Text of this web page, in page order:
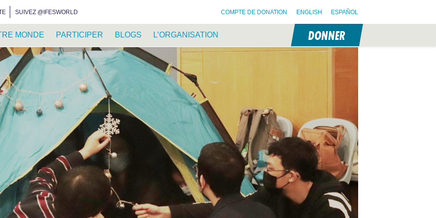
SUIVEZ @IFESWORLD COMPTE DE DONATION ENGLISH ESPAÑOL
MONDE PARTICIPER BLOGS L’ORGANISATION DONNER